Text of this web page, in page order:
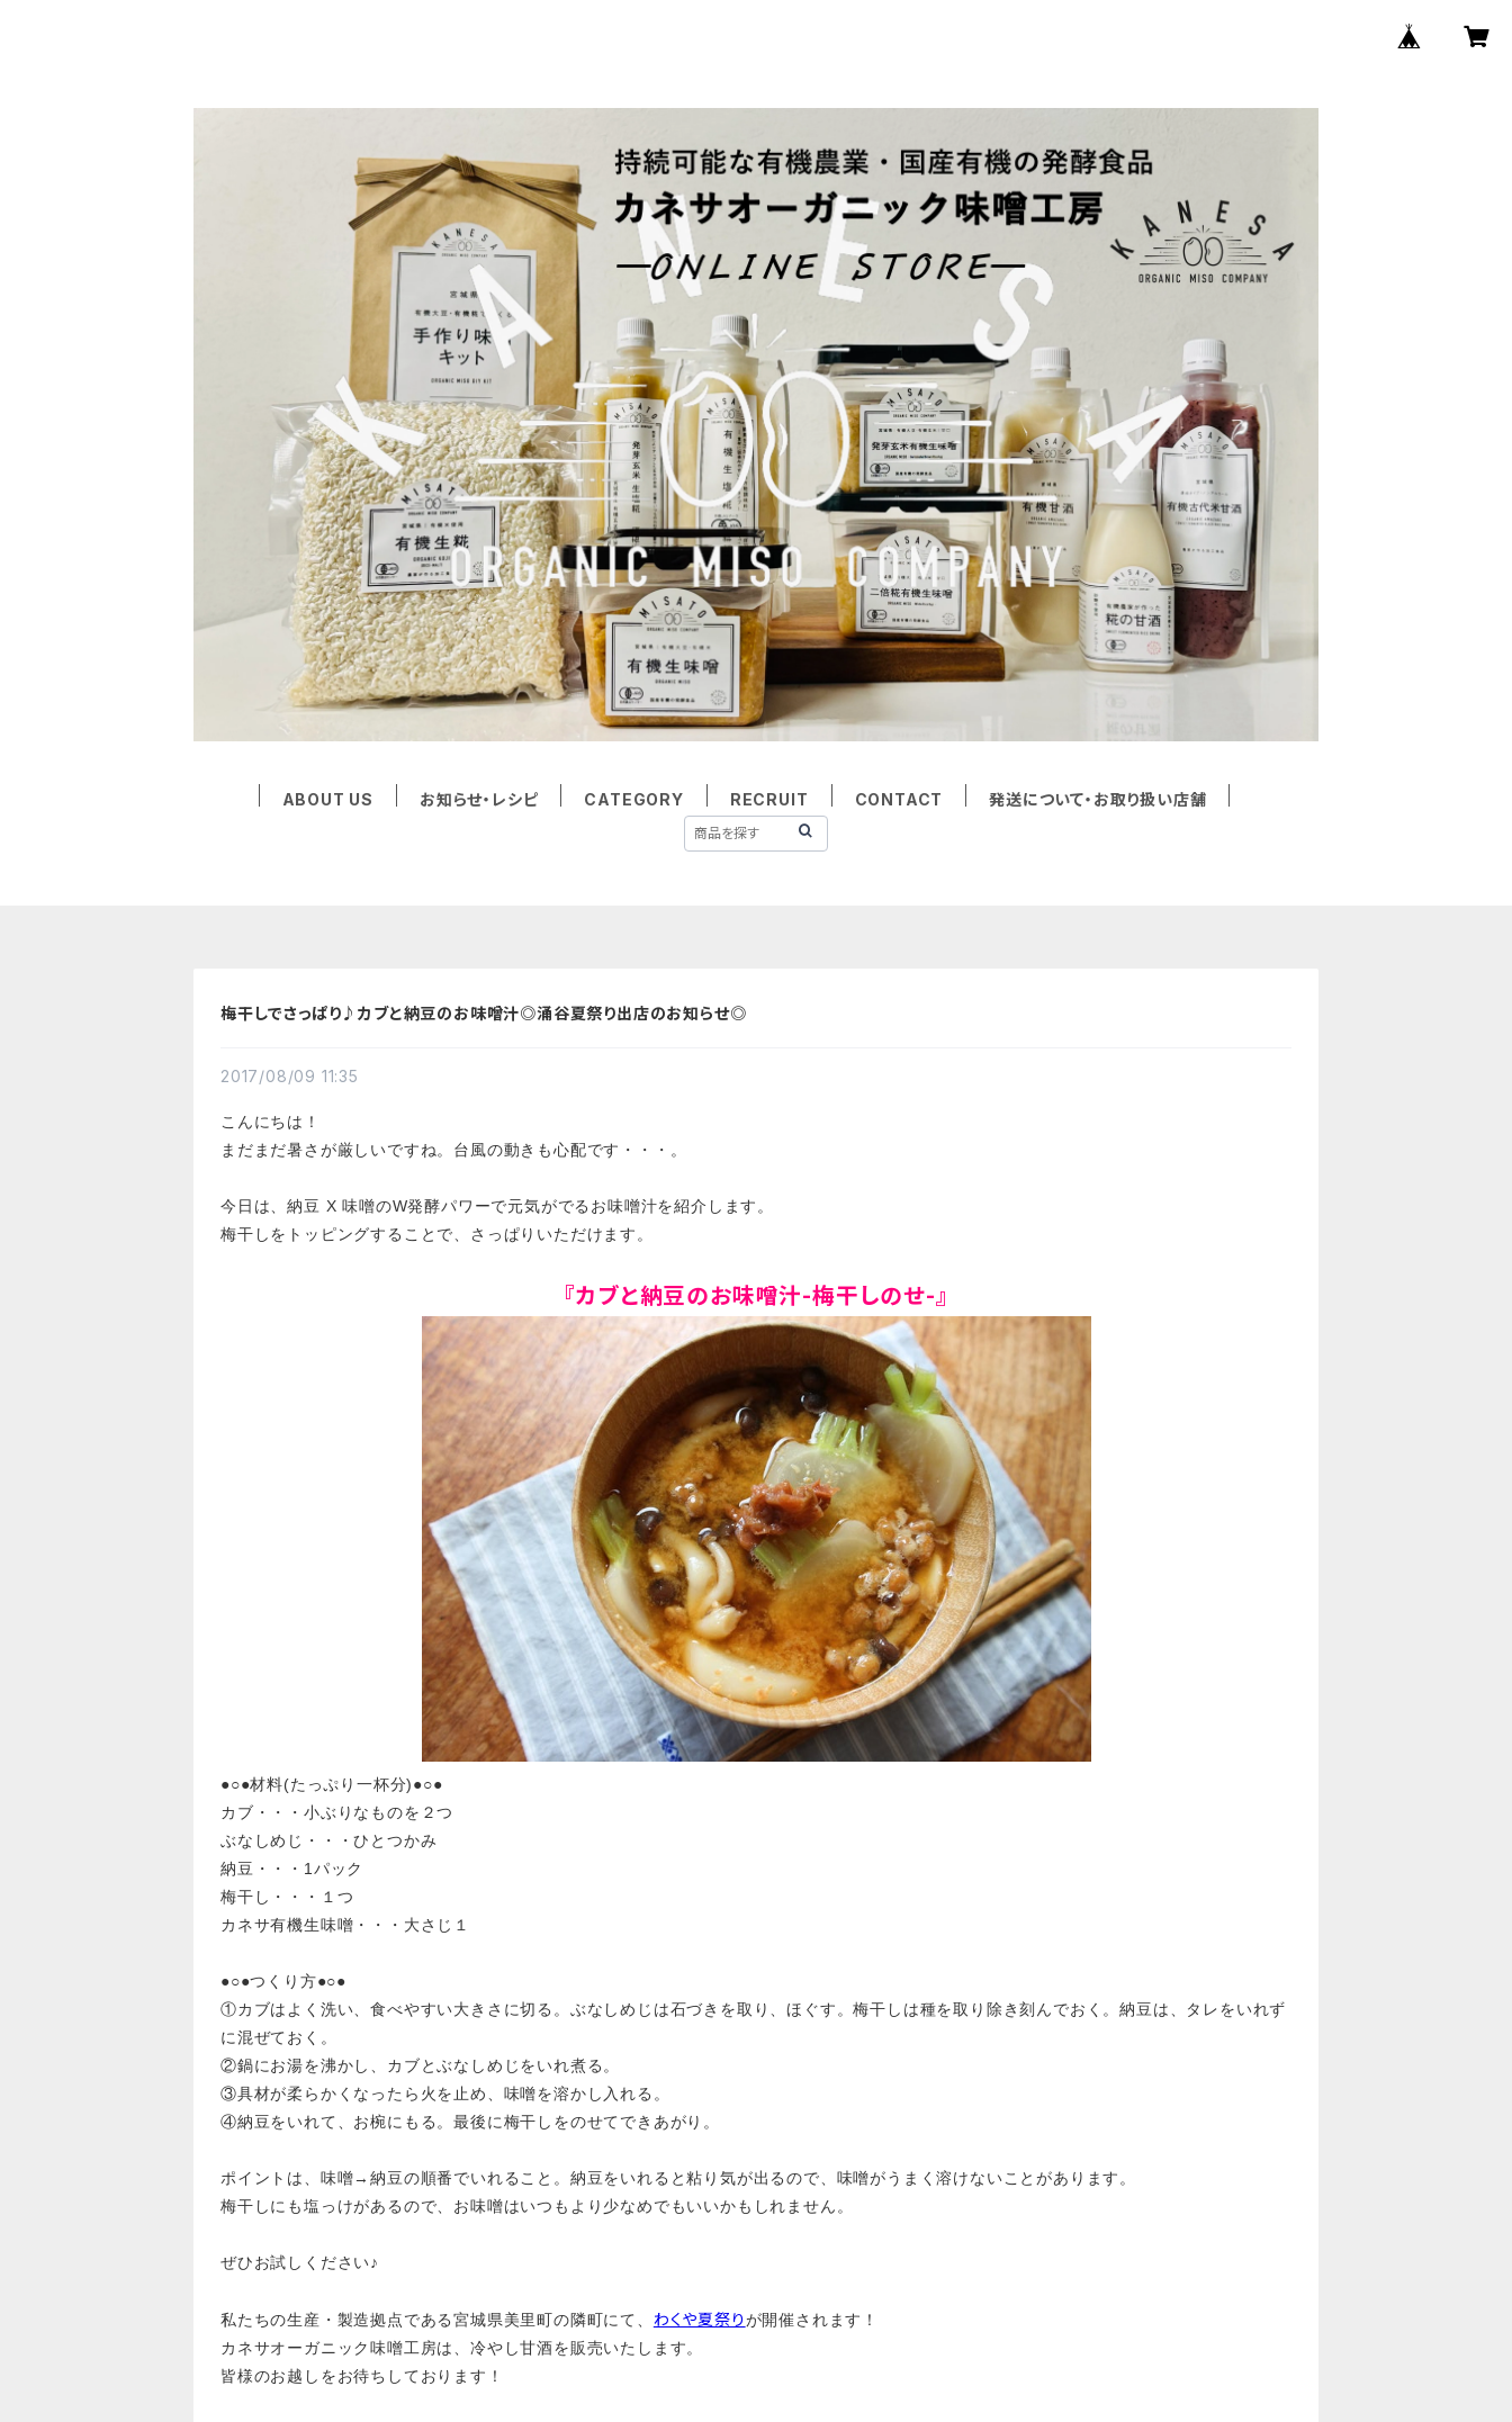
ABOUT US お知らせ・レシピ CATEGORY RECRUIT CONTACT 発送について・お取り扱い店舗
梅干しでさっぱり♪カブと納豆のお味噌汁◎涌谷夏祭り出店のお知らせ◎
2017/08/09 11:35
こんにちは！
まだまだ暑さが厳しいですね。台風の動きも心配です・・・。
今日は、納豆 X 味噌のW発酵パワーで元気がでるお味噌汁を紹介します。
梅干しをトッピングすることで、さっぱりいただけます。
『カブと納豆のお味噌汁-梅干しのせ-』
●○●材料(たっぷり一杯分)●○●
カブ・・・小ぶりなものを２つ
ぶなしめじ・・・ひとつかみ
納豆・・・1パック
梅干し・・・１つ
カネサ有機生味噌・・・大さじ１
●○●つくり方●○●
①カブはよく洗い、食べやすい大きさに切る。ぶなしめじは石づきを取り、ほぐす。梅干しは種を取り除き刻んでおく。納豆は、タレをいれず
に混ぜておく。
②鍋にお湯を沸かし、カブとぶなしめじをいれ煮る。
③具材が柔らかくなったら火を止め、味噌を溶かし入れる。
④納豆をいれて、お椀にもる。最後に梅干しをのせてできあがり。
ポイントは、味噌→納豆の順番でいれること。納豆をいれると粘り気が出るので、味噌がうまく溶けないことがあります。
梅干しにも塩っけがあるので、お味噌はいつもより少なめでもいいかもしれません。
ぜひお試しください♪
私たちの生産・製造拠点である宮城県美里町の隣町にて、 わくや夏祭りが開催されます！
カネサオーガニック味噌工房は、冷やし甘酒を販売いたします。
皆様のお越しをお待ちしております！